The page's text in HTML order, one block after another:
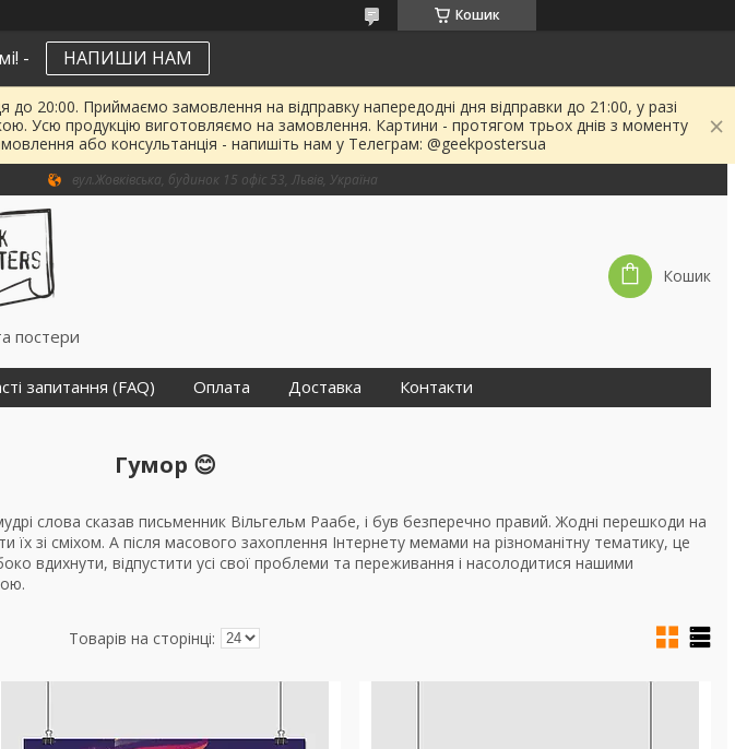
Кошик
- НАПИШИ НАМ
20:00. Приймаємо замовлення на відправку напередодні дня відправки до 21:00, у разі
Усю продукцію виготовляємо на замовлення. Картини - протягом трьох днів з моменту
або консультанція - напишіть нам у Телеграм: @geekpostersua
вул.Жовківська, будинок 15 офіс 53, Львів, Україна
постери
Кошик
запитання (FAQ) Оплата Доставка Контакти
Гумор 😊
слова сказав письменник Вільгельм Раабе, і був безперечно правий. Жодні перешкоди на
зі сміхом. А після масового захоплення Інтернету мемами на різноманітну тематику, це
вдихнути, відпустити усі свої проблеми та переживання і насолодитися нашими